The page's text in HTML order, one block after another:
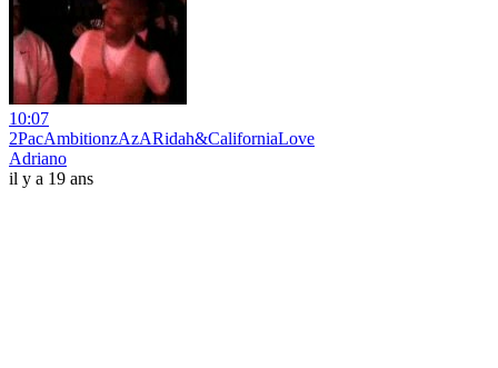
10:07
2PacAmbitionzAzARidah&CaliforniaLove
Adriano
il y a 19 ans